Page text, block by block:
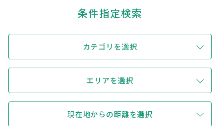
キュンちゃんの部屋
さっぽろ圏e旅ギフト
お気に入り 事業者の皆さまへ
条件指定検索
カテゴリを選択
エリアを選択
現在地からの距離を選択